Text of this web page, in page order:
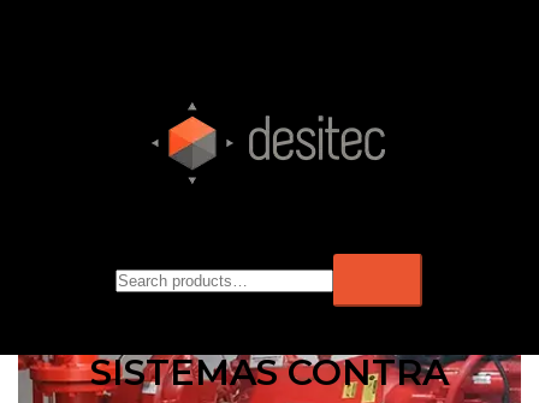
SISTEMAS CONTRA